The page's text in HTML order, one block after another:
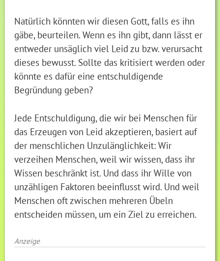
Natürlich könnten wir diesen Gott, falls es ihn
gäbe, beurteilen. Wenn es ihn gibt, dann lässt er
entweder unsäglich viel Leid zu bzw. verursacht
dieses bewusst. Sollte das kritisiert werden oder
könnte es dafür eine entschuldigende
Begründung geben?
Jede Entschuldigung, die wir bei Menschen für
das Erzeugen von Leid akzeptieren, basiert auf
der menschlichen Unzulänglichkeit: Wir
verzeihen Menschen, weil wir wissen, dass ihr
Wissen beschränkt ist. Und dass ihr Wille von
unzähligen Faktoren beeinflusst wird. Und weil
Menschen oft zwischen mehreren Übeln
entscheiden müssen, um ein Ziel zu erreichen.
Anzeige